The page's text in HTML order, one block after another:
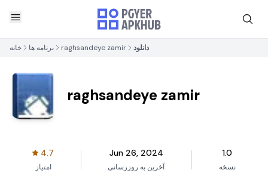
خانه برنامه ها raghsandeye zamir دانلود
raghsandeye zamir
4.7
امتیاز
Jun 26, 2024
آخرین به روزرسانی
1.0
نسخه